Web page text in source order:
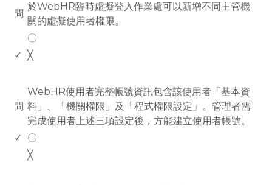
問
於WebHR臨時虛擬登入作業處可以新增不同主管機
關的虛擬使用者權限。
〇
✓ ╳
問
WebHR使用者完整帳號資訊包含該使用者「基本資
料」、「機關權限」及「程式權限設定」。管理者需
完成使用者上述三項設定後，方能建立使用者帳號。
✓
〇
╳